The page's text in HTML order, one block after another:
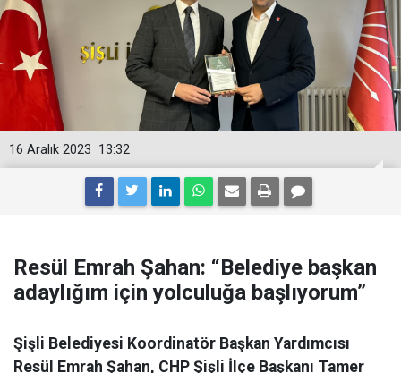
13:32
16 Aralık 2023
Resül Emrah Şahan: “Belediye başkan
adaylığım için yolculuğa başlıyorum”
Şişli Belediyesi Koordinatör Başkan Yardımcısı
Resül Emrah Şahan, CHP Şişli İlçe Başkanı Tamer